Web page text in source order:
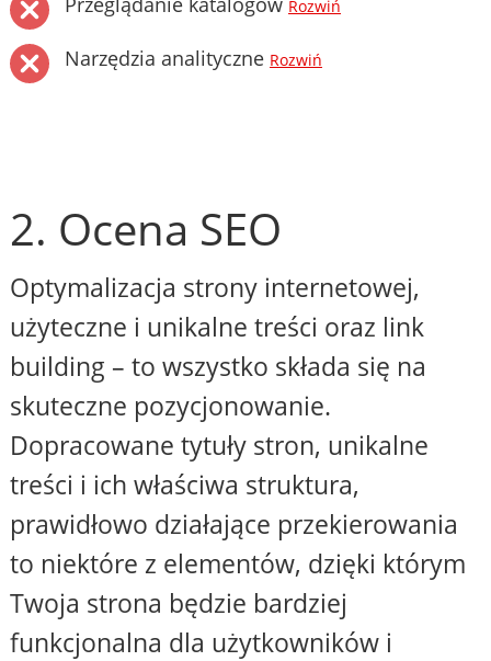
Rozwiń
Narzędzia analityczne Rozwiń
2. Ocena SEO
Optymalizacja strony internetowej,
użyteczne i unikalne treści oraz link
building – to wszystko składa się na
skuteczne pozycjonowanie.
Dopracowane tytuły stron, unikalne
treści i ich właściwa struktura,
prawidłowo działające przekierowania
to niektóre z elementów, dzięki którym
Twoja strona będzie bardziej
funkcjonalna dla użytkowników i